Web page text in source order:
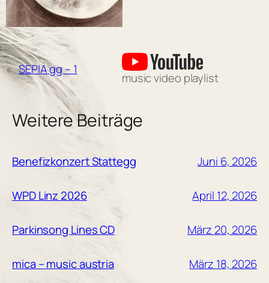
« SEPIA gg – 1
music video playlist
Weitere Beiträge
Benefizkonzert Stattegg Juni 6, 2026
WPD Linz 2026 April 12, 2026
Parkinsong Lines CD März 20, 2026
mica – music austria März 18, 2026